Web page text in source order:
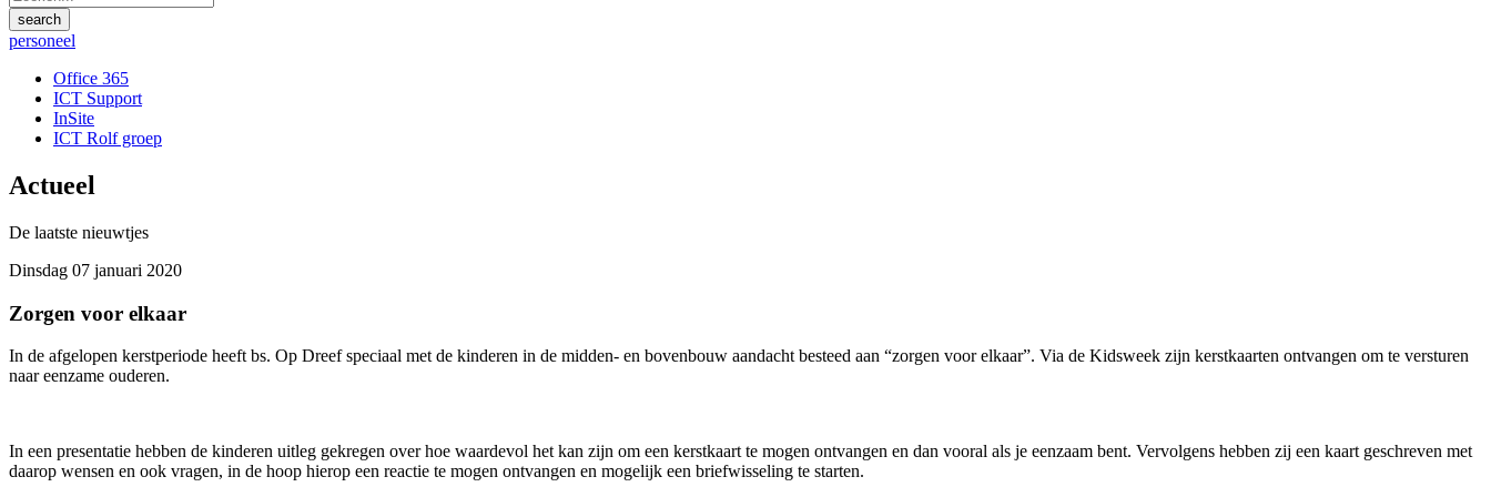
personeel
Office 365
ICT Support
InSite
ICT Rolf groep
Actueel
De laatste nieuwtjes
Dinsdag 07 januari 2020
Zorgen voor elkaar
In de afgelopen kerstperiode heeft bs. Op Dreef speciaal met de kinderen in de midden- en bovenbouw aandacht besteed aan “zorgen voor elkaar”. Via de Kidsweek zijn kerstkaarten ontvangen om te versturen
naar eenzame ouderen.
In een presentatie hebben de kinderen uitleg gekregen over hoe waardevol het kan zijn om een kerstkaart te mogen ontvangen en dan vooral als je eenzaam bent. Vervolgens hebben zij een kaart geschreven met
daarop wensen en ook vragen, in de hoop hierop een reactie te mogen ontvangen en mogelijk een briefwisseling te starten.